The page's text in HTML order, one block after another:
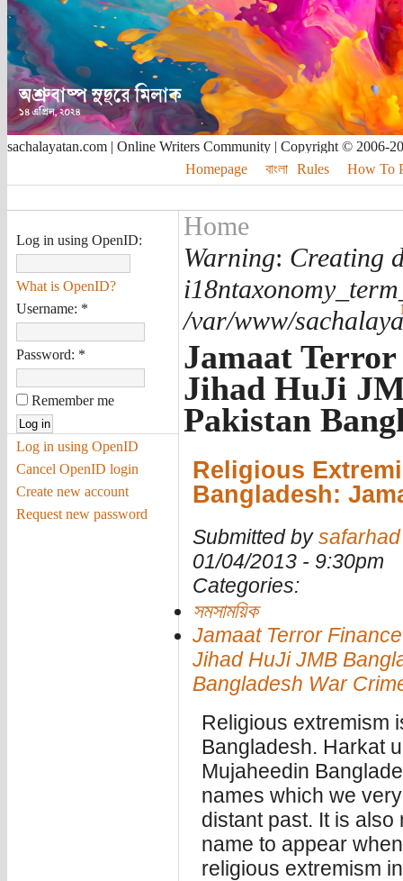
sachalayatan.com | Online Writers Community | Copyright © 2006-
Homepage
বাংলা Rules How To
Log in using OpenID:
What is OpenID?
Username: *
Password: *
Remember me
Log in using OpenID
Cancel OpenID login
Create new account
Request new password
Home
Warning: Creating
/var/www/
Jamaat
Jihad HuJi
Pakistan
Religious
Bangladesh:
Submitted by safarhad
01/04/2013 - 9:30pm
Categories:
সমসাময়িক
Jamaat Terror
Jihad HuJi JMB
Bangladesh War
Religious extremism
Bangladesh. Harkat
Mujaheedin
names which we
distant past. It is also
name to appear
religious extremism